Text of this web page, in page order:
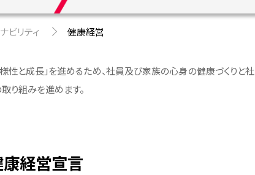
ビリティ 健康経営
性と成長」を進めるため、社員及び家族の心身の健康づくり
り組みを進めます。
康経営宣言